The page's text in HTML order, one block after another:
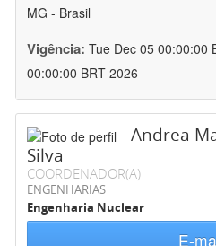
MG - Brasil
Vigência: Tue Dec 05 00:00:00
00:00:00 BRT 2026
Andrea
Silva
COORDENADOR(A)
ENGENHARIAS
Engenharia Nuclear
E-